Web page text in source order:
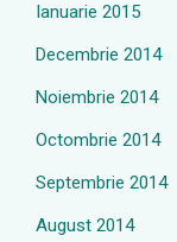
Ianuarie 2015
Decembrie 2014
Noiembrie 2014
Octombrie 2014
Septembrie 2014
August 2014